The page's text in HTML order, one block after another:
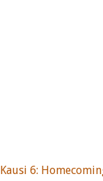
6: